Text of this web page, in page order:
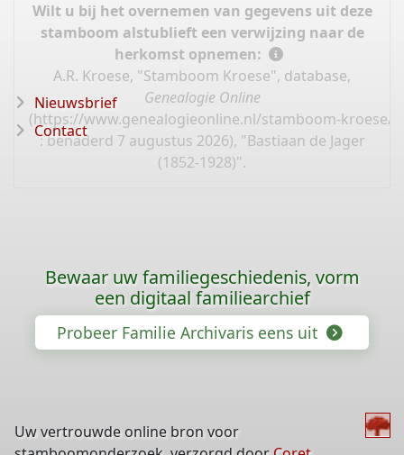
Wilt u bij het overnemen van gegevens uit deze
stamboom alstublieft een verwijzing naar de
herkomst opnemen:
A.R. Kroese, "Stamboom Kroese", database,
Genealogie Online
(https://www.genealogieonline.nl/stamboom-kroese/
: benaderd 7 augustus 2026), "Bastiaan de Jager
(1852-1928)".
Nieuwsbrief
Contact
Bewaar uw familiegeschiedenis, vorm
een digitaal familiearchief
Probeer Familie Archivaris eens uit
Uw vertrouwde online bron voor